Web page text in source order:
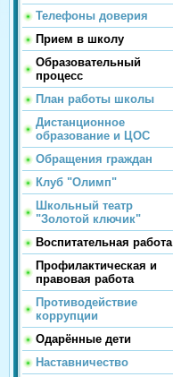
Телефоны доверия
Прием в школу
Образовательный
процесс
План работы школы
Дистанционное
образование и ЦОС
Обращения граждан
Клуб "Олимп"
Школьный театр
"Золотой ключик"
Воспитательная работа
Профилактическая и
правовая работа
Противодействие
коррупции
Одарённые дети
Наставничество